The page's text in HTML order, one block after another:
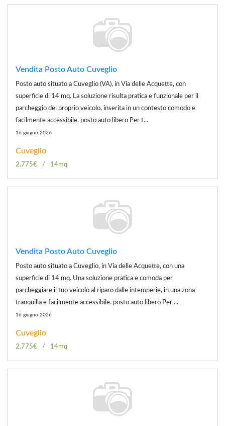
Vendita Posto Auto Cuveglio
Posto auto situato a Cuveglio (VA), in Via delle Acquette, con
superficie di 14 mq. La soluzione risulta pratica e funzionale per il
parcheggio del proprio veicolo, inserita in un contesto comodo e
facilmente accessibile. posto auto libero Per t...
16 giugno 2026
Cuveglio
2.775€ 14mq
Vendita Posto Auto Cuveglio
Posto auto situato a Cuveglio, in Via delle Acquette, con una
superficie di 14 mq. Una soluzione pratica e comoda per
parcheggiare il tuo veicolo al riparo dalle intemperie, in una zona
tranquilla e facilmente accessibile. posto auto libero Per ...
16 giugno 2026
Cuveglio
2.775€ 14mq